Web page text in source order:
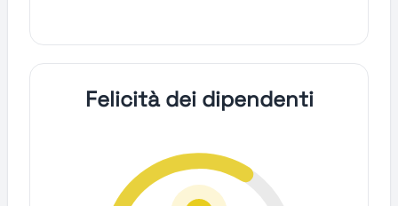
Felicità dei dipendenti